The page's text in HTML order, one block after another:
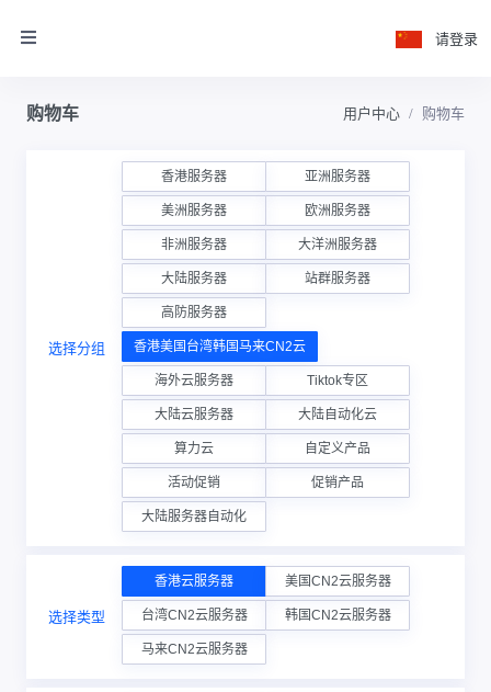
请登录
购物车 用户中心 购物车
选择分组
香港服务器 亚洲服务器
美洲服务器 欧洲服务器
非洲服务器 大洋洲服务器
大陆服务器 站群服务器
高防服务器
香港美国台湾韩国马来CN2云
海外云服务器 Tiktok专区
大陆云服务器 大陆自动化云
算力云 自定义产品
活动促销 促销产品
大陆服务器自动化
选择类型
香港云服务器 美国CN2云服务器
台湾CN2云服务器 韩国CN2云服务器
马来CN2云服务器